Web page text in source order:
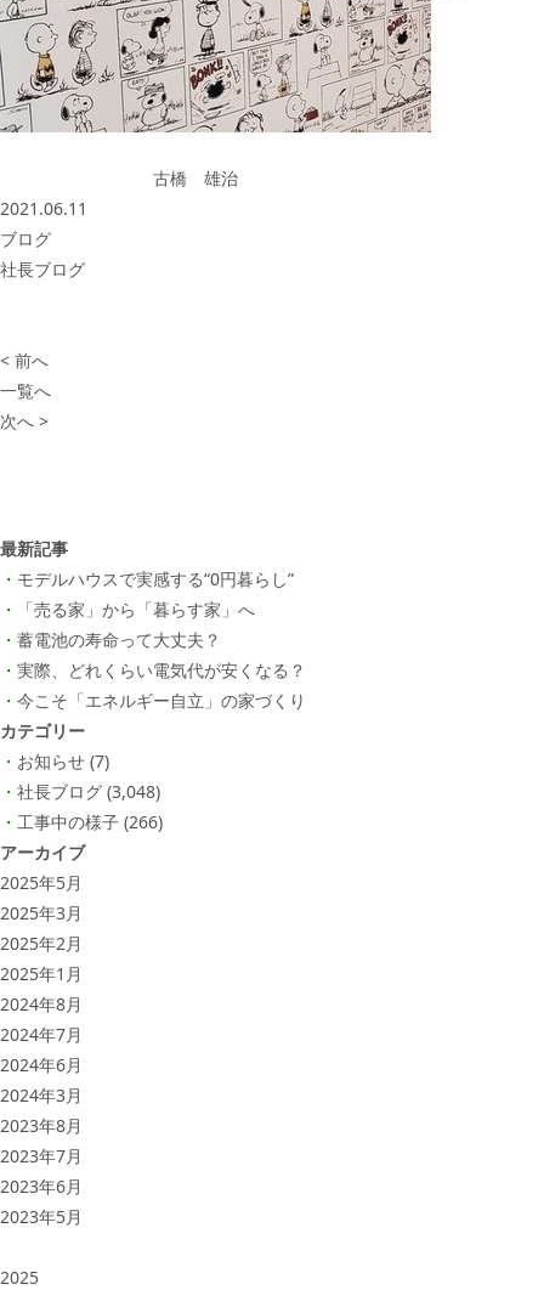
古橋 雄治
2021.06.11
ブログ
社長ブログ
< 前へ
一覧へ
次へ >
最新記事
モデルハウスで実感する“0円暮らし”
「売る家」から「暮らす家」へ
蓄電池の寿命って大丈夫？
実際、どれくらい電気代が安くなる？
今こそ「エネルギー自立」の家づくり
カテゴリー
お知らせ (7)
社長ブログ (3,048)
工事中の様子 (266)
アーカイブ
2025年5月
2025年3月
2025年2月
2025年1月
2024年8月
2024年7月
2024年6月
2024年3月
2023年8月
2023年7月
2023年6月
2023年5月
2025